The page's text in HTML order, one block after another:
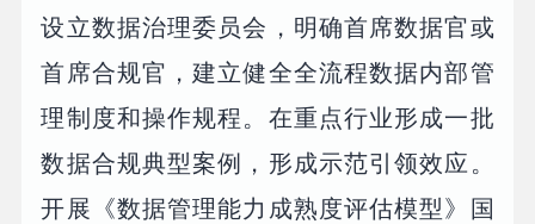
设立数据治理委员会，明确首席数据官或
首席合规官，建立健全全流程数据内部管
理制度和操作规程。在重点行业形成一批
数据合规典型案例，形成示范引领效应。
开展《数据管理能力成熟度评估模型》国